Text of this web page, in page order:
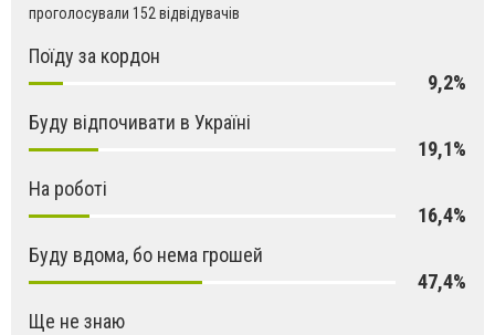
проголосували 152 відвідувачів
Поїду за кордон
9,2%
Буду відпочивати в Україні
19,1%
На роботі
16,4%
Буду вдома, бо нема грошей
47,4%
Ще не знаю